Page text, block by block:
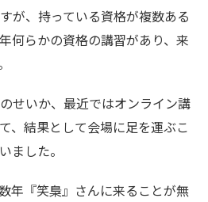
が、持っている資格が複数ある
何らかの資格の講習があり、来
せいか、最近ではオンライン講
、結果として会場に足を運ぶこ
ました。
年『笑梟』さんに来ることが無